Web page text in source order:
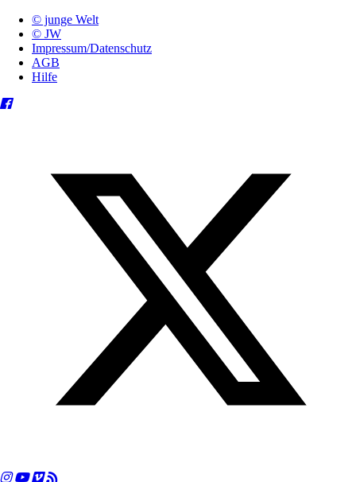
© junge Welt
© JW
Impressum/Datenschutz
AGB
Hilfe